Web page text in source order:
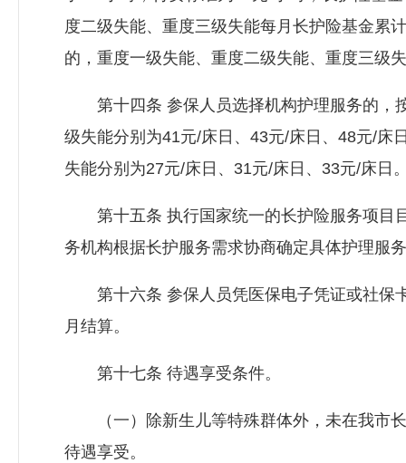
度二级失能、重度三级失能每月长护险基金累
的，重度一级失能、重度二级失能、重度三级
第十四条 参保人员选择机构护理服务的，
级失能分别为41元/床日、43元/床日、48元/床
失能分别为27元/床日、31元/床日、33元/床日
第十五条 执行国家统一的长护险服务项目
务机构根据长护服务需求协商确定具体护理服
第十六条 参保人员凭医保电子凭证或社保
月结算。
第十七条 待遇享受条件。
（一）除新生儿等特殊群体外，未在我市长
待遇享受。